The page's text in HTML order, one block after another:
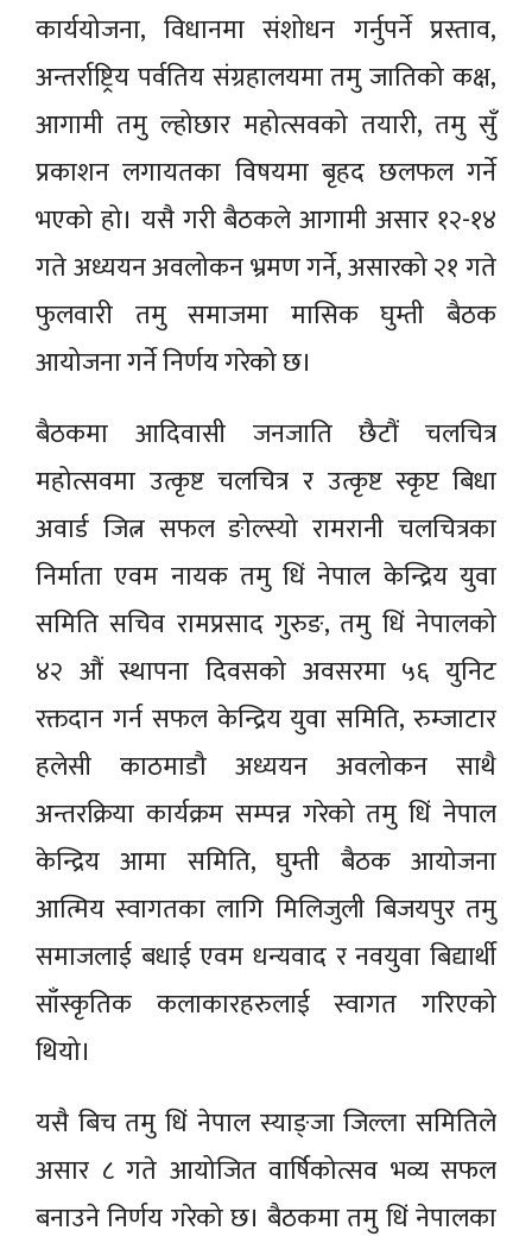
कार्ययोजना, विधानमा संशोधन गर्नुपर्ने प्रस्ताव,
अन्तर्राष्ट्रिय पर्वतिय संग्रहालयमा तमु जातिको कक्ष,
आगामी तमु ल्होछार महोत्सवको तयारी, तमु सुँ
प्रकाशन लगायतका विषयमा बृहद छलफल गर्ने
भएको हो। यसै गरी बैठकले आगामी असार १२-१४
गते अध्ययन अवलोकन भ्रमण गर्ने, असारको २१ गते
फुलवारी तमु समाजमा मासिक घुम्ती बैठक
आयोजना गर्ने निर्णय गरेको छ।
बैठकमा आदिवासी जनजाति छैटौं चलचित्र
महोत्सवमा उत्कृष्ट चलचित्र र उत्कृष्ट स्कृप्ट बिधा
अवार्ड जित्न सफल ङोल्स्यो रामरानी चलचित्रका
निर्माता एवम नायक तमु धिं नेपाल केन्द्रिय युवा
समिति सचिव रामप्रसाद गुरुङ, तमु धिं नेपालको
४२ औं स्थापना दिवसको अवसरमा ५६ युनिट
रक्तदान गर्न सफल केन्द्रिय युवा समिति, रुम्जाटार
हलेसी काठमाडौ अध्ययन अवलोकन साथै
अन्तरक्रिया कार्यक्रम सम्पन्न गरेको तमु धिं नेपाल
केन्द्रिय आमा समिति, घुम्ती बैठक आयोजना
आत्मिय स्वागतका लागि मिलिजुली बिजयपुर तमु
समाजलाई बधाई एवम धन्यवाद र नवयुवा बिद्यार्थी
साँस्कृतिक कलाकारहरुलाई स्वागत गरिएको
थियो।
यसै बिच तमु धिं नेपाल स्याङ्जा जिल्ला समितिले
असार ८ गते आयोजित वार्षिकोत्सव भव्य सफल
बनाउने निर्णय गरेको छ। बैठकमा तमु धिं नेपालका